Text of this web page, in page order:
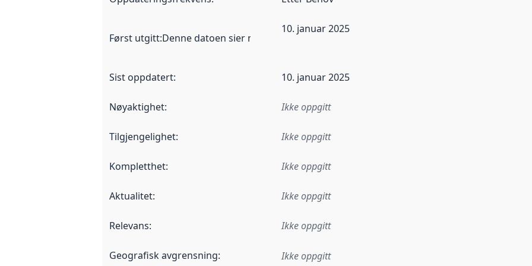
Først utgitt:Denne datoen sier når dataene i dette datasettet første gang ble utgitt. Det kan
10. januar 2025
Sist oppdatert: 10. januar 2025
Nøyaktighet: Ikke oppgitt
Tilgjengelighet: Ikke oppgitt
Kompletthet: Ikke oppgitt
Aktualitet: Ikke oppgitt
Relevans: Ikke oppgitt
Geografisk avgrensning: Ikke oppgitt